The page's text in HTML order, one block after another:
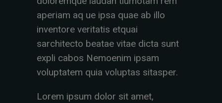
aperiam aq ue ipsa quae ab illo
inventore veritatis etquai
sarchitecto beatae vitae dicta sunt
expli cabos Nemoenim ipsam
voluptatem quia voluptas sitasper.
Lorem ipsum dolor sit amet,